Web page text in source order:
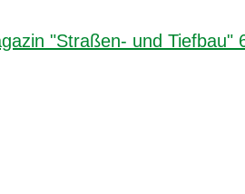
"Straßen- und Tiefbau"